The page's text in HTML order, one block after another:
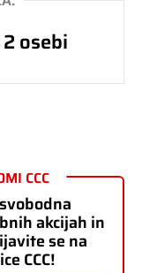
osebi
CCC
akcijah in
se na
CCC!